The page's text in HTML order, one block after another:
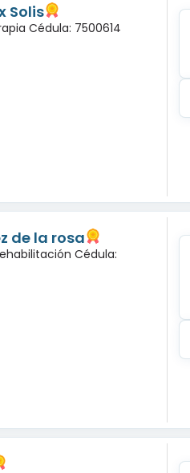
Solis
Cédula: 7500614
de la rosa
Cédula: